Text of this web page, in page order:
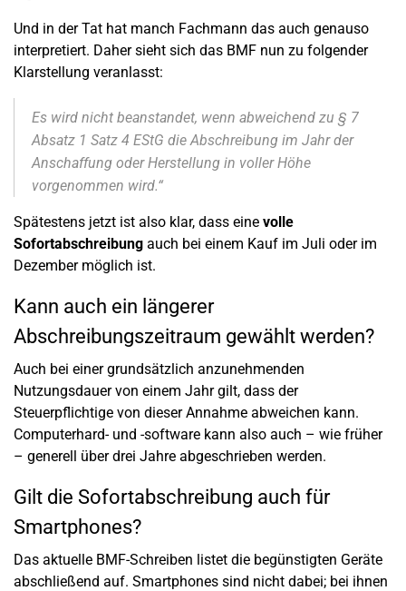
Und in der Tat hat manch Fachmann das auch genauso
interpretiert. Daher sieht sich das BMF nun zu folgender
Klarstellung veranlasst:
Es wird nicht beanstandet, wenn abweichend zu § 7
Absatz 1 Satz 4 EStG die Abschreibung im Jahr der
Anschaffung oder Herstellung in voller Höhe
vorgenommen wird.“
Spätestens jetzt ist also klar, dass eine volle
Sofortabschreibung auch bei einem Kauf im Juli oder im
Dezember möglich ist.
Kann auch ein längerer
Abschreibungszeitraum gewählt werden?
Auch bei einer grundsätzlich anzunehmenden
Nutzungsdauer von einem Jahr gilt, dass der
Steuerpflichtige von dieser Annahme abweichen kann.
Computerhard- und -software kann also auch – wie früher
– generell über drei Jahre abgeschrieben werden.
Gilt die Sofortabschreibung auch für
Smartphones?
Das aktuelle BMF-Schreiben listet die begünstigten Geräte
abschließend auf. Smartphones sind nicht dabei; bei ihnen